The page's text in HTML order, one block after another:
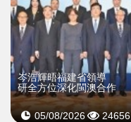
岑浩輝晤福建省領導
研全方位深化閩澳合作
05/08/2026 24656